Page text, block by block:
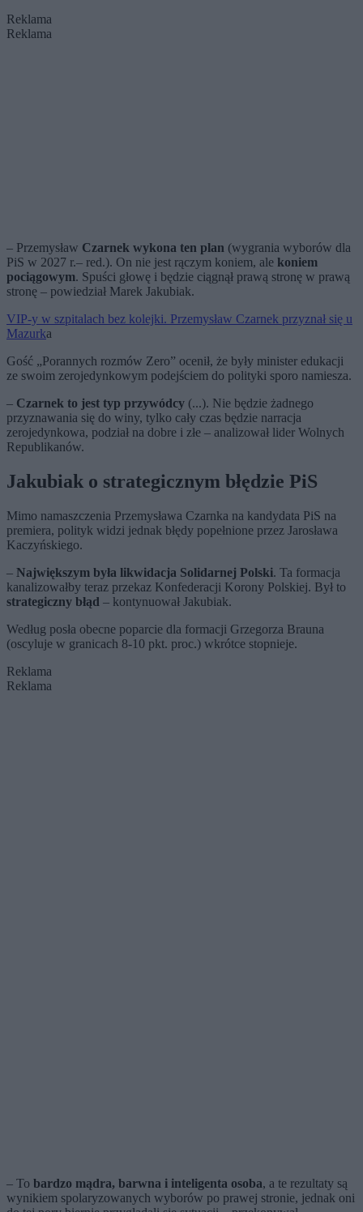
Reklama
Reklama
– Przemysław Czarnek wykona ten plan (wygrania wyborów dla
PiS w 2027 r.– red.). On nie jest rączym koniem, ale koniem
pociągowym. Spuści głowę i będzie ciągnął prawą stronę w prawą
stronę – powiedział Marek Jakubiak.
VIP-y w szpitalach bez kolejki. Przemysław Czarnek przyznał się u
Mazurka
Gość „Porannych rozmów Zero” ocenił, że były minister edukacji
ze swoim zerojedynkowym podejściem do polityki sporo namiesza.
– Czarnek to jest typ przywódcy (...). Nie będzie żadnego
przyznawania się do winy, tylko cały czas będzie narracja
zerojedynkowa, podział na dobre i złe – analizował lider Wolnych
Republikanów.
Jakubiak o strategicznym błędzie PiS
Mimo namaszczenia Przemysława Czarnka na kandydata PiS na
premiera, polityk widzi jednak błędy popełnione przez Jarosława
Kaczyńskiego.
– Największym była likwidacja Solidarnej Polski. Ta formacja
kanalizowałby teraz przekaz Konfederacji Korony Polskiej. Był to
strategiczny błąd – kontynuował Jakubiak.
Według posła obecne poparcie dla formacji Grzegorza Brauna
(oscyluje w granicach 8-10 pkt. proc.) wkrótce stopnieje.
Reklama
Reklama
– To bardzo mądra, barwna i inteligenta osoba, a te rezultaty są
wynikiem spolaryzowanych wyborów po prawej stronie, jednak oni